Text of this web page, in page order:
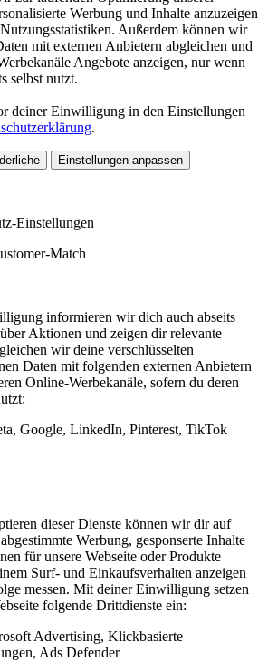
Werbung und Inhalte anzuzeigen
Außerdem können wir
mit externen Anbietern abgleichen und
Angebote anzeigen, nur wenn
selbst nutzt.
deiner Einwilligung in den Einstellungen
.
Einstellungen anpassen
Einstellungen
Match
informieren wir dich auch abseits
Aktionen und zeigen dir relevante
wir deine verschlüsselten
Daten mit folgenden externen Anbietern
Online-Werbekanäle, sofern du deren
Google, LinkedIn, Pinterest, TikTok
dieser Dienste können wir dir auf
Werbung, gesponserte Inhalte
für unsere Webseite oder Produkte
Surf- und Einkaufsverhalten anzeigen
messen. Mit deiner Einwilligung setzen
folgende Drittdienste ein:
Advertising, Klickbasierte
Ads Defender